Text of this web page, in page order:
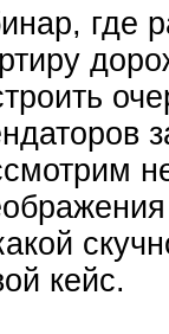
где
кейс.